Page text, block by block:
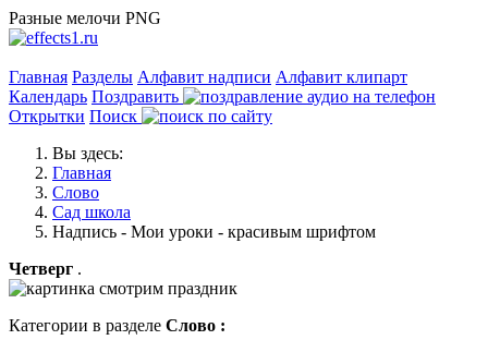
Разные мелочи PNG
Главная Разделы Алфавит надписи Алфавит клипарт
Календарь Поздравить
Открытки Поиск
Вы здесь:
Главная
Слово
Сад школа
Надпись - Мои уроки - красивым шрифтом
Четверг .
Категории в разделе Слово :